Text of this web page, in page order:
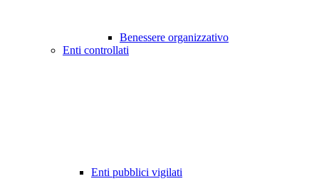
Benessere organizzativo
Enti controllati
Enti pubblici vigilati